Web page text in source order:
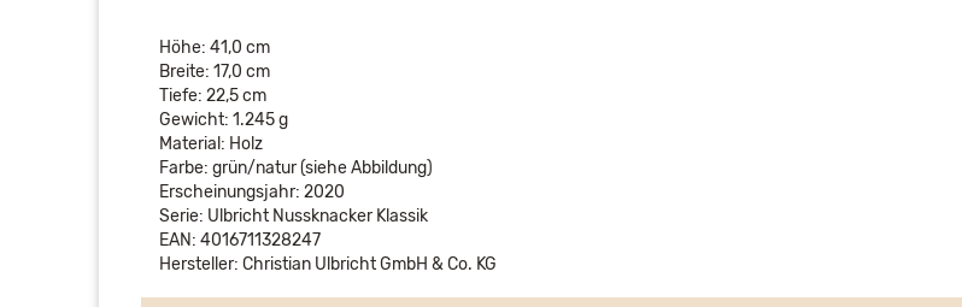
Höhe: 41,0 cm
Breite: 17,0 cm
Tiefe: 22,5 cm
Gewicht: 1.245 g
Material: Holz
Farbe: grün/natur (siehe Abbildung)
Erscheinungsjahr: 2020
Serie: Ulbricht Nussknacker Klassik
EAN: 4016711328247
Hersteller: Christian Ulbricht GmbH & Co. KG